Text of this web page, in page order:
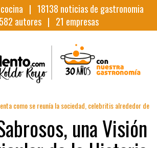
| 18138 noticias de gastronomia
582 autores | 21 empresas
como se reunía la sociedad, celebritis alrededor de
una Visión